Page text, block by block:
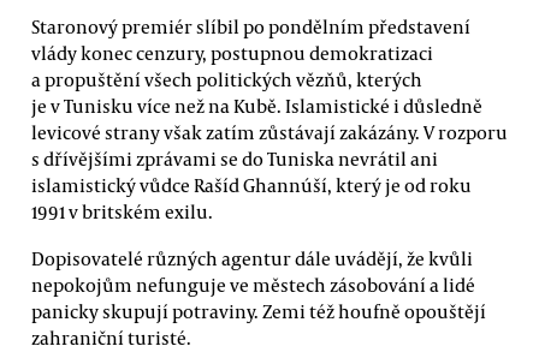
Staronový premiér slíbil po pondělním představení
vlády konec cenzury, postupnou demokratizaci
a propuštění všech politických vězňů, kterých
je v Tunisku více než na Kubě. Islamistické i důsledně
levicové strany však zatím zůstávají zakázány. V rozporu
s dřívějšími zprávami se do Tuniska nevrátil ani
islamistický vůdce Rašíd Ghannúší, který je od roku
1991 v britském exilu.
Dopisovatelé různých agentur dále uvádějí, že kvůli
nepokojům nefunguje ve městech zásobování a lidé
panicky skupují potraviny. Zemi též houfně opouštějí
zahraniční turisté.